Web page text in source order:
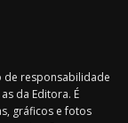
de responsabilidade
da Editora. É
gráficos e fotos